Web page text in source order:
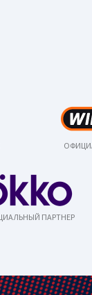
ПАРТНЕР